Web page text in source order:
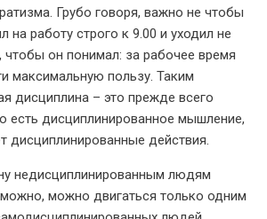
Грубо говоря, важно не чтобы
на работу строго к 9.00 и уходил не
чтобы он понимал: за рабочее время
максимальную пользу. Таким
дисциплина – это прежде всего
есть дисциплинированное мышление,
дисциплинированные действия.
недисциплинированным людям
можно двигаться только одним